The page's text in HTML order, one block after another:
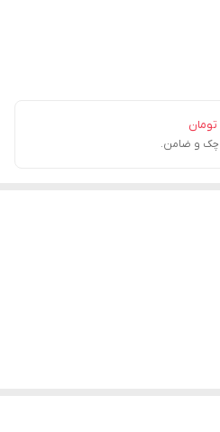
تومان